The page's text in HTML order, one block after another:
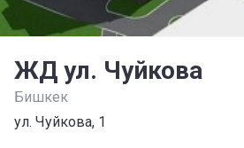
ЖД ул. Чуйкова
Бишкек
ул. Чуйкова, 1